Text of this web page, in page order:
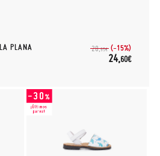
PLANA
28,95€ (-15%)
24,60€